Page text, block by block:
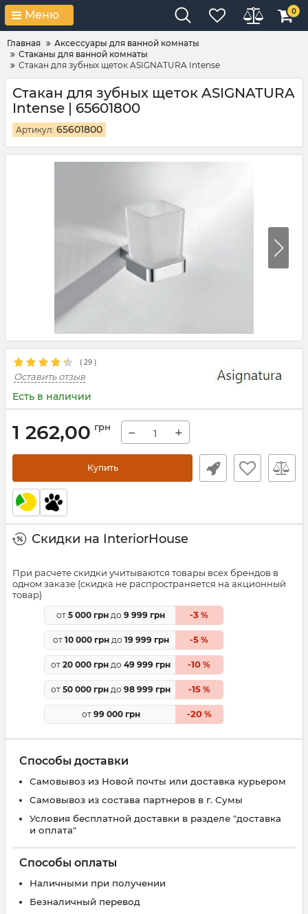
Меню 0
Главная
Аксессуары для ванной комнаты
Стаканы для ванной комнаты
Стакан для зубных щеток ASIGNATURA Intense
Стакан для зубных щеток ASIGNATURA
Intense | 65601800
Артикул: 65601800
( 29 )
Оставить отзыв
Есть в наличии
1 262,00 грн − +
Купить
Скидки на InteriorHouse
При расчете скидки учитываются товары всех брендов в
одном заказе (скидка не распространяется на акционный
товар)
от 5 000 грн до 9 999 грн -3 %
от 10 000 грндо 19 999 грн -5 %
от 20 000 грн до 49 999 грн -10 %
от 50 000 грн до 98 999 грн -15%
от 99 000 грн -20%
Способы доставки
Самовывоз из Новой почты или доставка курьером
Самовывоз из состава партнеров в г. Сумы
Условия бесплатной доставки в разделе "доставка
и оплата"
Способы оплаты
Наличными при получении
Безналичный перевод